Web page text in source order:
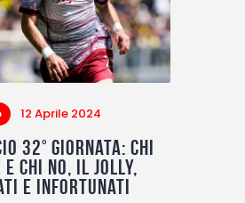
12 Aprile 2024
32° giornata: chi
chi no, il Jolly,
e infortunati